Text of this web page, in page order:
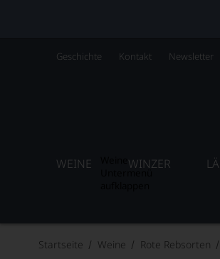
Geschichte Kontakt Newsletter
WEINE WINZER
Startseite Weine Rote Rebsorten